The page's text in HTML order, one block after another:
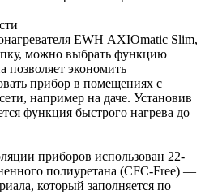
EWH AXIOmatic Slim,
можно выбрать функцию
экономить
прибор в помещениях с
например на даче. Установив
функция быстрого нагрева до
приборов использован 22-
полиуретана (CFC-Free) —
который заполняется по